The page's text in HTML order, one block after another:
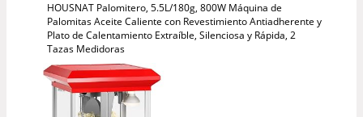
HOUSNAT Palomitero, 5.5L/180g, 800W Máquina de
Palomitas Aceite Caliente con Revestimiento Antiadherente y
Plato de Calentamiento Extraíble, Silenciosa y Rápida, 2
Tazas Medidoras